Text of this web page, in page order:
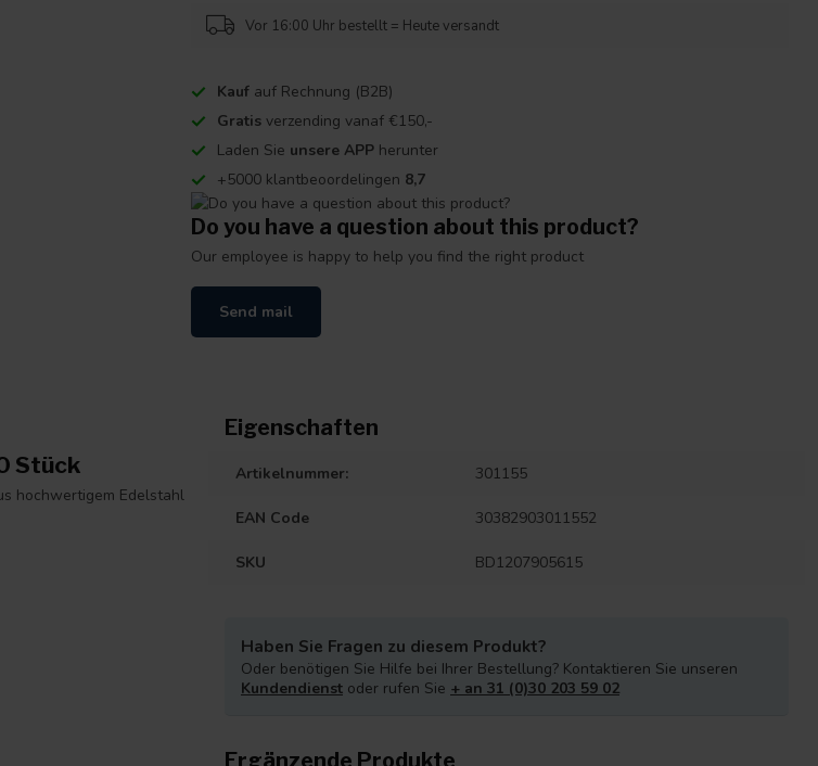
Vor 16:00 Uhr bestellt = Heute versandt
Kauf auf Rechnung (B2B)
Gratis verzending vanaf €150,-
Laden Sie unsere APP herunter
+5000 klantbeoordelingen 8,7
Do you have a question about this product?
Our employee is happy to help you find the right product
Send mail
Stück
hochwertigem Edelstahl
Eigenschaften
Artikelnummer: 301155
EAN Code 30382903011552
SKU BD1207905615
Haben Sie Fragen zu diesem Produkt?
Oder benötigen Sie Hilfe bei Ihrer Bestellung? Kontaktieren Sie unseren
Kundendienst oder rufen Sie + an 31 (0)30 203 59 02
Ergänzende Produkte